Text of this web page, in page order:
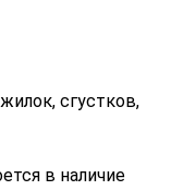
сгустков,
в наличие